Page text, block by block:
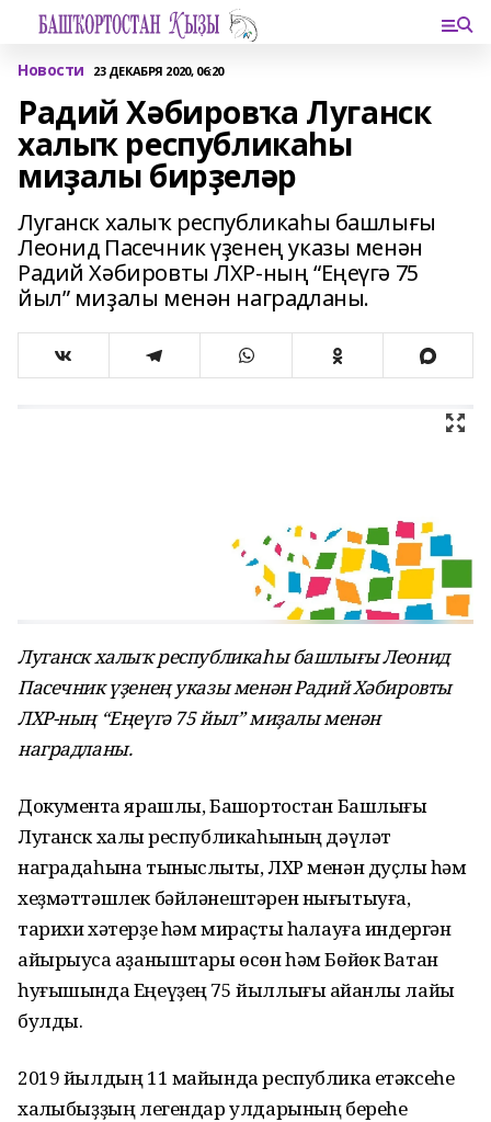
Новости 23 ДЕКАБРЯ 2020, 06:20
Радий Хәбировҡа Луганск
халыҡ республикаһы
миҙалы бирҙеләр
Луганск халыҡ республикаһы башлығы
Леонид Пасечник үҙенең указы менән
Радий Хәбировты ЛХР-ның “Еңеүгә 75
йыл” миҙалы менән наградланы.
Луганск халыҡ республикаһы башлығы Леонид
Пасечник үҙенең указы менән Радий Хәбировты
ЛХР-ның “Еңеүгә 75 йыл” миҙалы менән
наградланы.
Документҡа ярашлы, Башҡортостан Башлығы
Луганск халыҡ республикаһының дәүләт
наградаһына тыныслыҡты, ЛХР менән дуҫлыҡ һәм
хеҙмәттәшлек бәйләнештәрен нығытыуға,
тарихи хәтерҙе һәм мираҫты һаҡлауға индергән
айырыуса ҡаҙаныштары өсөн һәм Бөйөк Ватан
һуғышында Еңеүҙең 75 йыллығы айҡанлы лайыҡ
булды.
2019 йылдың 11 майында республика етәксеһе
халҡыбыҙҙың легендар улдарының береһе